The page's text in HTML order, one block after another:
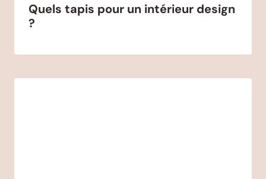
Quels tapis pour un intérieur design
?